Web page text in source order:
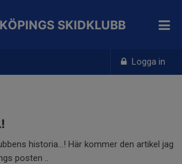
Logga in
SKIDKLUBB
historia...! Här kommer den artikel jag
posten ..